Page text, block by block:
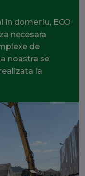
in domeniu, ECO
necesara
de
noastra se
la